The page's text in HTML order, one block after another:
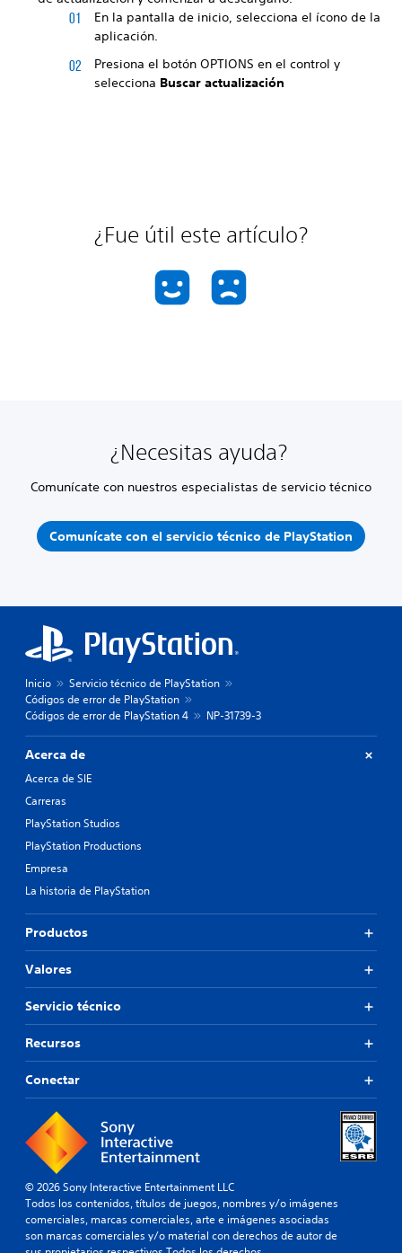
En la pantalla de inicio, selecciona el ícono de la
aplicación.
Presiona el botón OPTIONS en el control y
selecciona Buscar actualización
¿Fue útil este artículo?
¿Necesitas ayuda?
Comunícate con nuestros especialistas de servicio técnico
Comunícate con el servicio técnico de PlayStation
Inicio
Servicio técnico de PlayStation
Códigos de error de PlayStation
Códigos de error de PlayStation 4
NP-31739-3
Acerca de
Acerca de SIE
Carreras
PlayStation Studios
PlayStation Productions
Empresa
La historia de PlayStation
Productos
Valores
Servicio técnico
Recursos
Conectar
© 2026 Sony Interactive Entertainment LLC
Todos los contenidos, títulos de juegos, nombres y/o imágenes
comerciales, marcas comerciales, arte e imágenes asociadas
son marcas comerciales y/o material con derechos de autor de